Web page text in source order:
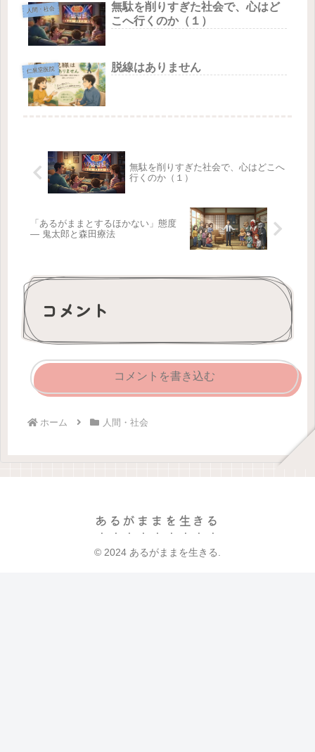
人間・社会
無駄を削りすぎた社会で、心はど
こへ行くのか（１）
仁泉堂医院 脱線はありません
無駄を削りすぎた社会で、心はどこへ
行くのか（１）
「あるがままとするほかない」態度
— 鬼太郎と森田療法
コメント
コメントを書き込む
ホーム 人間・社会
あるがままを生きる
© 2024 あるがままを生きる.